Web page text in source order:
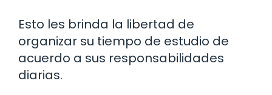
Esto les brinda la libertad de
organizar su tiempo de estudio de
acuerdo a sus responsabilidades
diarias.